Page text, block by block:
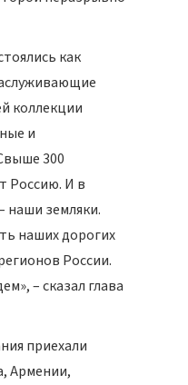
как
коллекции
и
300
Россию. И в
наши земляки.
наших дорогих
России.
– сказал глава
приехали
Армении,